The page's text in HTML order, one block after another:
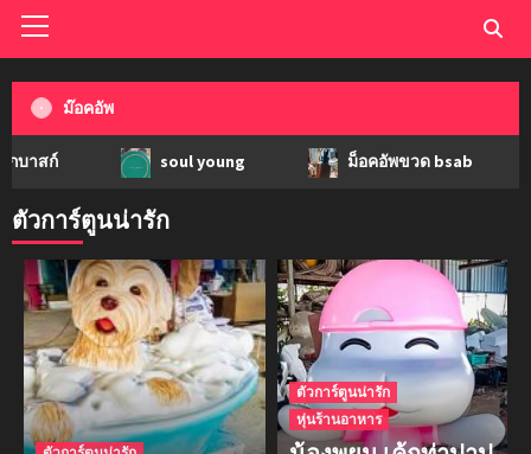
ม๊อคอัพ
soul young ม็อคอัพขวด bsab
ตัวการ์ตูนน่ารัก
ตัวการ์ตูนน่ารัก
หุ่นร้านอาหาร